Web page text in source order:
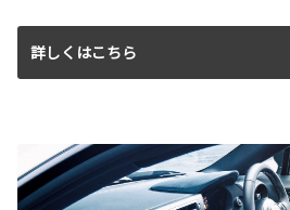
詳しくはこちら